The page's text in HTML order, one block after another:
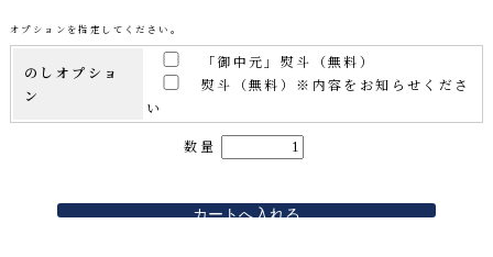
オプションを指定してください。
のしオプショ
ン
「御中元」熨斗（無料）
熨斗（無料）※内容をお知らせくださ
い
数量